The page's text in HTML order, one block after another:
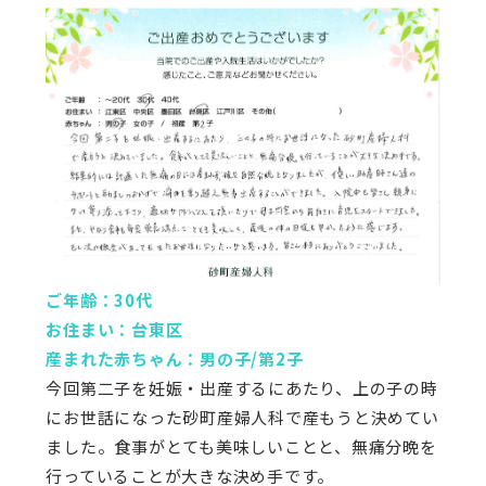
ご年齢：30代
お住まい：台東区
産まれた赤ちゃん：男の子/第2子
今回第二子を妊娠・出産するにあたり、上の子の時
にお世話になった砂町産婦人科で産もうと決めてい
ました。食事がとても美味しいことと、無痛分晩を
行っていることが大きな決め手です。